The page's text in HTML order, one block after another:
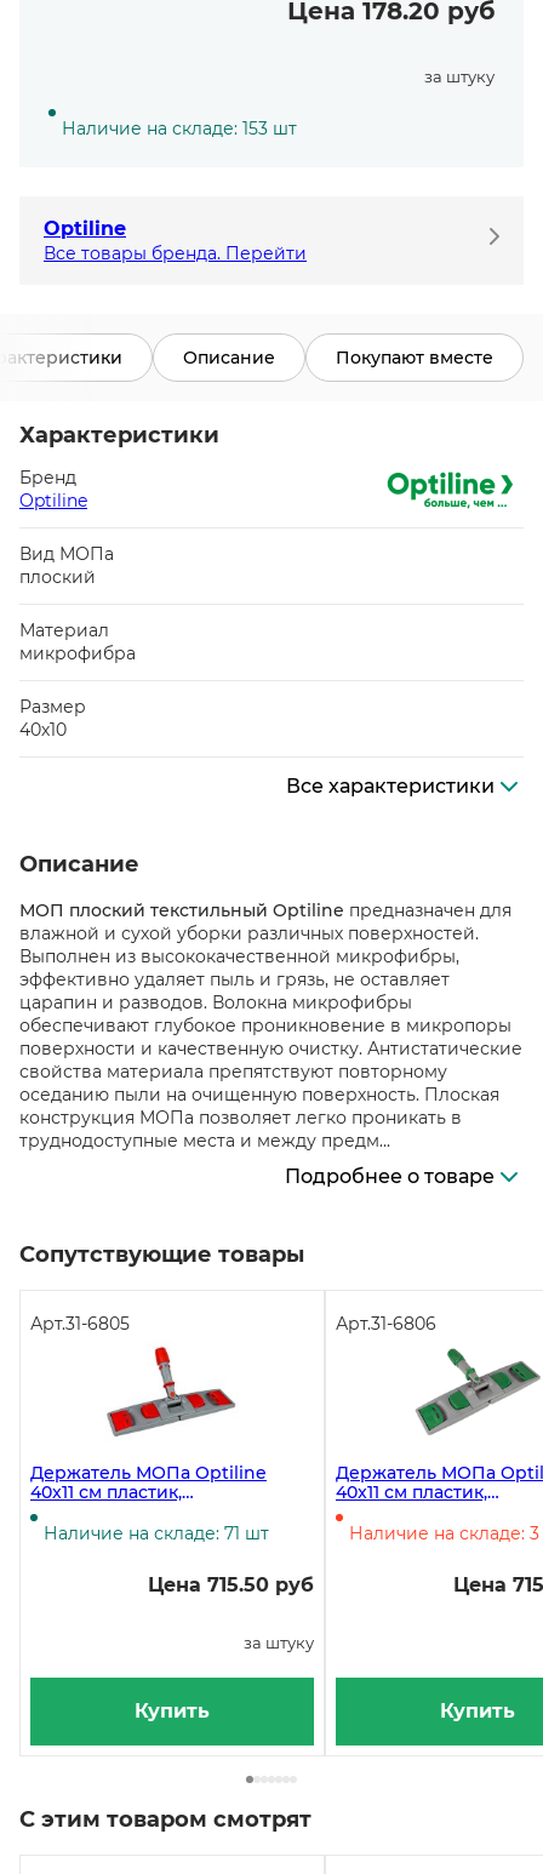
Цена 178.20 руб
за штуку
Наличие на складе: 153 шт
Optiline
Все товары бренда. Перейти
Описание Покупают вместе
Характеристики
Бренд
Optiline
Вид МОПа
плоский
Материал
микрофибра
Размер
40х10
Все характеристики
Описание
МОП плоский текстильный Optiline предназначен для
влажной и сухой уборки различных поверхностей.
Выполнен из высококачественной микрофибры,
эффективно удаляет пыль и грязь, не оставляет
царапин и разводов. Волокна микрофибры
обеспечивают глубокое проникновение в микропоры
поверхности и качественную очистку. Антистатические
свойства материала препятствуют повторному
оседанию пыли на очищенную поверхность. Плоская
конструкция МОПа позволяет легко проникать в
труднодоступные места и между предм...
Подробнее о товаре
Сопутствующие товары
Арт.31-6805
Держатель МОПа Optiline
40x11 см пластик,
универсальный, красный
Наличие на складе: 71 шт
Цена 715.50 руб
за штуку
Купить
Арт.31-6806
Держатель МОПа
40x11 см пластик,
универсальный,
Наличие на складе:
Цена
Купить
С этим товаром смотрят